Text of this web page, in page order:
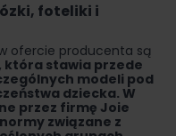
foteliki i
ofercie producenta są
stawia przede
modeli pod
dziecka. W
przez firmę Joie
związane z